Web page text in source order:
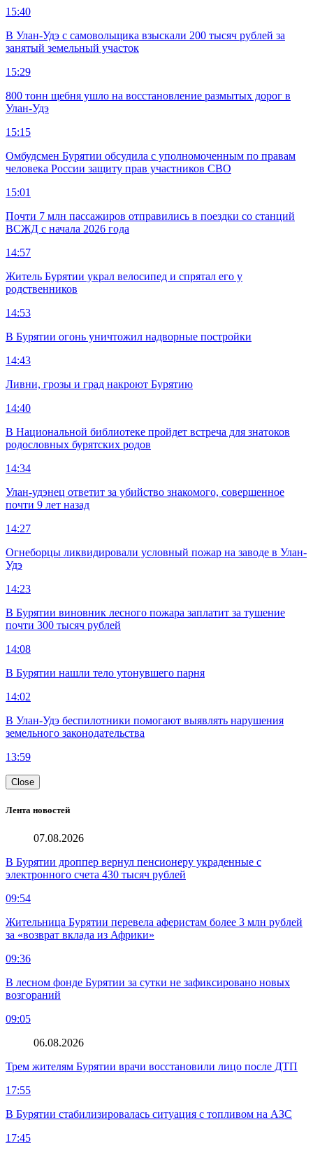
15:40
В Улан-Удэ с самовольщика взыскали 200 тысяч рублей за
занятый земельный участок
15:29
800 тонн щебня ушло на восстановление размытых дорог в
Улан-Удэ
15:15
Омбудсмен Бурятии обсудила с уполномоченным по правам
человека России защиту прав участников СВО
15:01
Почти 7 млн пассажиров отправились в поездки со станций
ВСЖД с начала 2026 года
14:57
Житель Бурятии украл велосипед и спрятал его у
родственников
14:53
В Бурятии огонь уничтожил надворные постройки
14:43
Ливни, грозы и град накроют Бурятию
14:40
В Национальной библиотеке пройдет встреча для знатоков
родословных бурятских родов
14:34
Улан-удэнец ответит за убийство знакомого, совершенное
почти 9 лет назад
14:27
Огнеборцы ликвидировали условный пожар на заводе в Улан-
Удэ
14:23
В Бурятии виновник лесного пожара заплатит за тушение
почти 300 тысяч рублей
14:08
В Бурятии нашли тело утонувшего парня
14:02
В Улан-Удэ беспилотники помогают выявлять нарушения
земельного законодательства
13:59
Close
Лента новостей
07.08.2026
В Бурятии дроппер вернул пенсионеру украденные с
электронного счета 430 тысяч рублей
09:54
Жительница Бурятии перевела аферистам более 3 млн рублей
за «возврат вклада из Африки»
09:36
В лесном фонде Бурятии за сутки не зафиксировано новых
возгораний
09:05
06.08.2026
Трем жителям Бурятии врачи восстановили лицо после ДТП
17:55
В Бурятии стабилизировалась ситуация с топливом на АЗС
17:45